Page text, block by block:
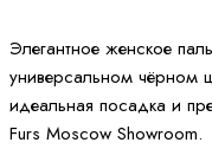
Элегантное женское
универсальном чёрном
идеальная посадка и
Furs Moscow Showroom.